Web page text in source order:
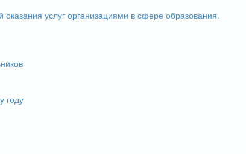
оказания услуг организациями в сфере образования.
году